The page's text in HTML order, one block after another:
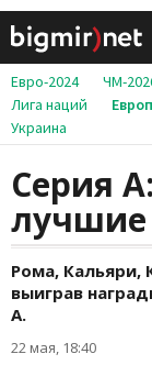
Евро-2024 ЧМ-
Лига наций
Украина
Серия
лучшие
Рома, Кальяри,
выиграв
А.
22 мая, 18:40